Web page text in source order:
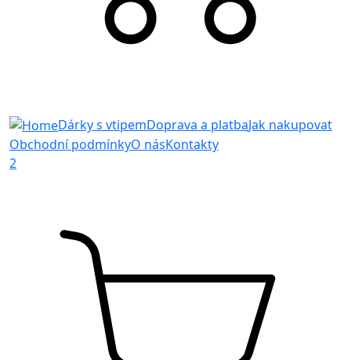
Dárky s vtipemDoprava a platbaJak nakupovat
Obchodní podmínkyO násKontakty
2